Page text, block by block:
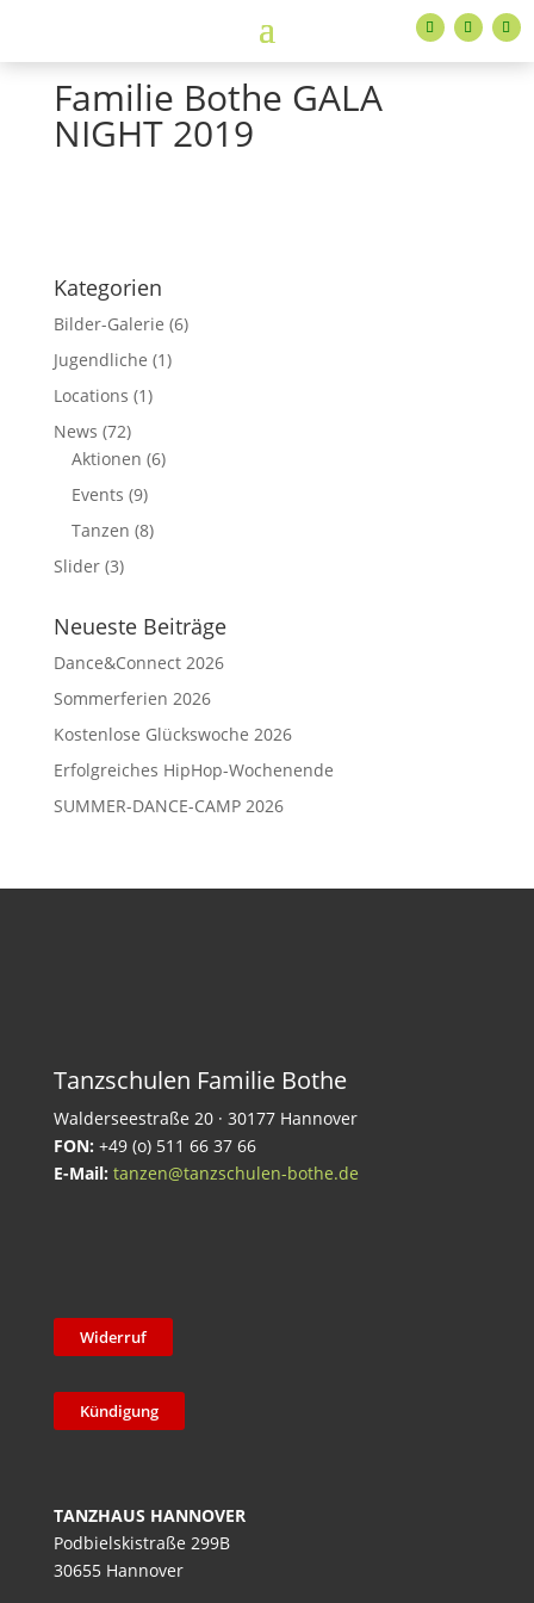
Familie Bothe GALA
NIGHT 2019
Kategorien
Bilder-Galerie (6)
Jugendliche (1)
Locations (1)
News (72)
Aktionen (6)
Events (9)
Tanzen (8)
Slider(3)
Neueste Beiträge
Dance&Connect 2026
Sommerferien 2026
Kostenlose Glückswoche 2026
Erfolgreiches HipHop-Wochenende
SUMMER-DANCE-CAMP 2026
Tanzschulen Familie Bothe
Walderseestraße 20 · 30177 Hannover
FON: +49 (o) 511 66 37 66
E-Mail: tanzen@tanzschulen-bothe.de
Widerruf
Kündigung
TANZHAUS HANNOVER
Podbielskistraße 299B
30655 Hannover